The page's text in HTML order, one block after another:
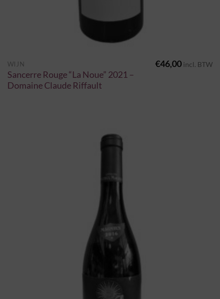
WIJN
Sancerre Rouge “La Noue” 2021 –
Domaine Claude Riffault
€46,00 incl. BTW